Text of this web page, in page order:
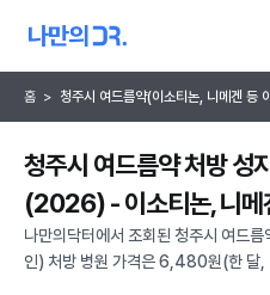
홈 > 청주시 여드름약(이소티논, 니메겐 등
청주시 여드름약 처방 성
(2026) - 이소티논, 니메
나만의닥터에서 조회된 청주시 여드
인) 처방 병원 가격은 6,480원(한 달,